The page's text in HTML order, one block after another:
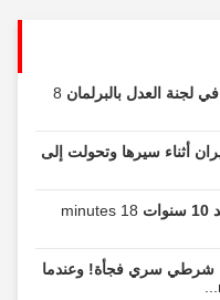
العدل بالبرلمان8
أثناء سيرها وتحولت إلى
18 minutes
شرطي سري فجأة! وعندما